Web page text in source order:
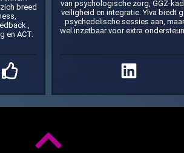
breed
,
en ACT.
van psychologische zorg, GGZ-
veiligheid en integratie. Ylva biedt
psychedelische sessies aan,
wel inzetbaar voor extra